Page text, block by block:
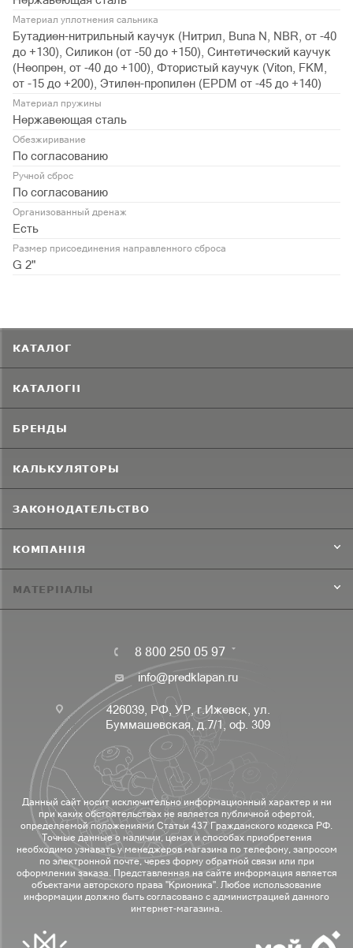
Материал уплотнения сальника
Бутадиен-нитрильный каучук (Нитрил, Buna N, NBR, от -40
до +130), Силикон (от -50 до +150), Синтетический каучук
(Неопрен, от -40 до +100), Фтористый каучук (Viton, FKM,
от -15 до +200), Этилен-пропилен (EPDM от -45 до +140)
Материал пружины
Нержавеющая сталь
Обезжиривание
По согласованию
Ручной сброс
По согласованию
Организованный дренаж
Есть
Размер присоединения направленного сброса
G 2"
КАТАЛОГ
КАТАЛОГИ
БРЕНДЫ
КАЛЬКУЛЯТОРЫ
ЗАКОНОДАТЕЛЬСТВО
КОМПАНИЯ
МАТЕРИАЛЫ
8 800 250 05 97
info@predklapan.ru
426039, РФ, УР, г.Ижевск, ул.
Буммашевская, д.7/1, оф. 309
Данный сайт носит исключительно информационный характер и ни
при каких обстоятельствах не является публичной офертой,
определяемой положениями Статьи 437 Гражданского кодекса РФ.
Точные данные о наличии, ценах и способах приобретения
необходимо узнавать у менеджеров магазина по телефону, запросом
по электронной почте, через форму обратной связи или при
оформлении заказа. Представленная на сайте информация является
объектами авторского права "Крионика". Любое использование
информации должно быть согласовано с администрацией данного
интернет-магазина.